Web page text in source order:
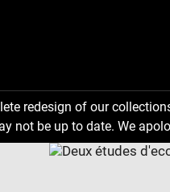
redesign of our
not be up to date. We